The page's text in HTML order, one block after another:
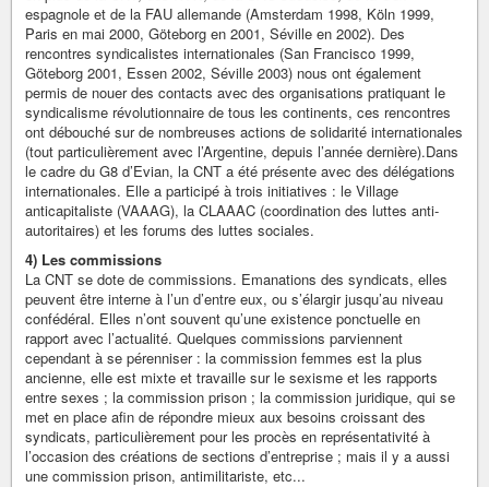
espagnole et de la FAU allemande (Amsterdam 1998, Köln 1999,
Paris en mai 2000, Göteborg en 2001, Séville en 2002). Des
rencontres syndicalistes internationales (San Francisco 1999,
Göteborg 2001, Essen 2002, Séville 2003) nous ont également
permis de nouer des contacts avec des organisations pratiquant le
syndicalisme révolutionnaire de tous les continents, ces rencontres
ont débouché sur de nombreuses actions de solidarité internationales
(tout particulièrement avec l’Argentine, depuis l’année dernière).Dans
le cadre du G8 d’Evian, la CNT a été présente avec des délégations
internationales. Elle a participé à trois initiatives : le Village
anticapitaliste (VAAAG), la CLAAAC (coordination des luttes anti-
autoritaires) et les forums des luttes sociales.
4) Les commissions
La CNT se dote de commissions. Emanations des syndicats, elles
peuvent être interne à l’un d’entre eux, ou s’élargir jusqu’au niveau
confédéral. Elles n’ont souvent qu’une existence ponctuelle en
rapport avec l’actualité. Quelques commissions parviennent
cependant à se pérenniser : la commission femmes est la plus
ancienne, elle est mixte et travaille sur le sexisme et les rapports
entre sexes ; la commission prison ; la commission juridique, qui se
met en place afin de répondre mieux aux besoins croissant des
syndicats, particulièrement pour les procès en représentativité à
l’occasion des créations de sections d’entreprise ; mais il y a aussi
une commission prison, antimilitariste, etc...